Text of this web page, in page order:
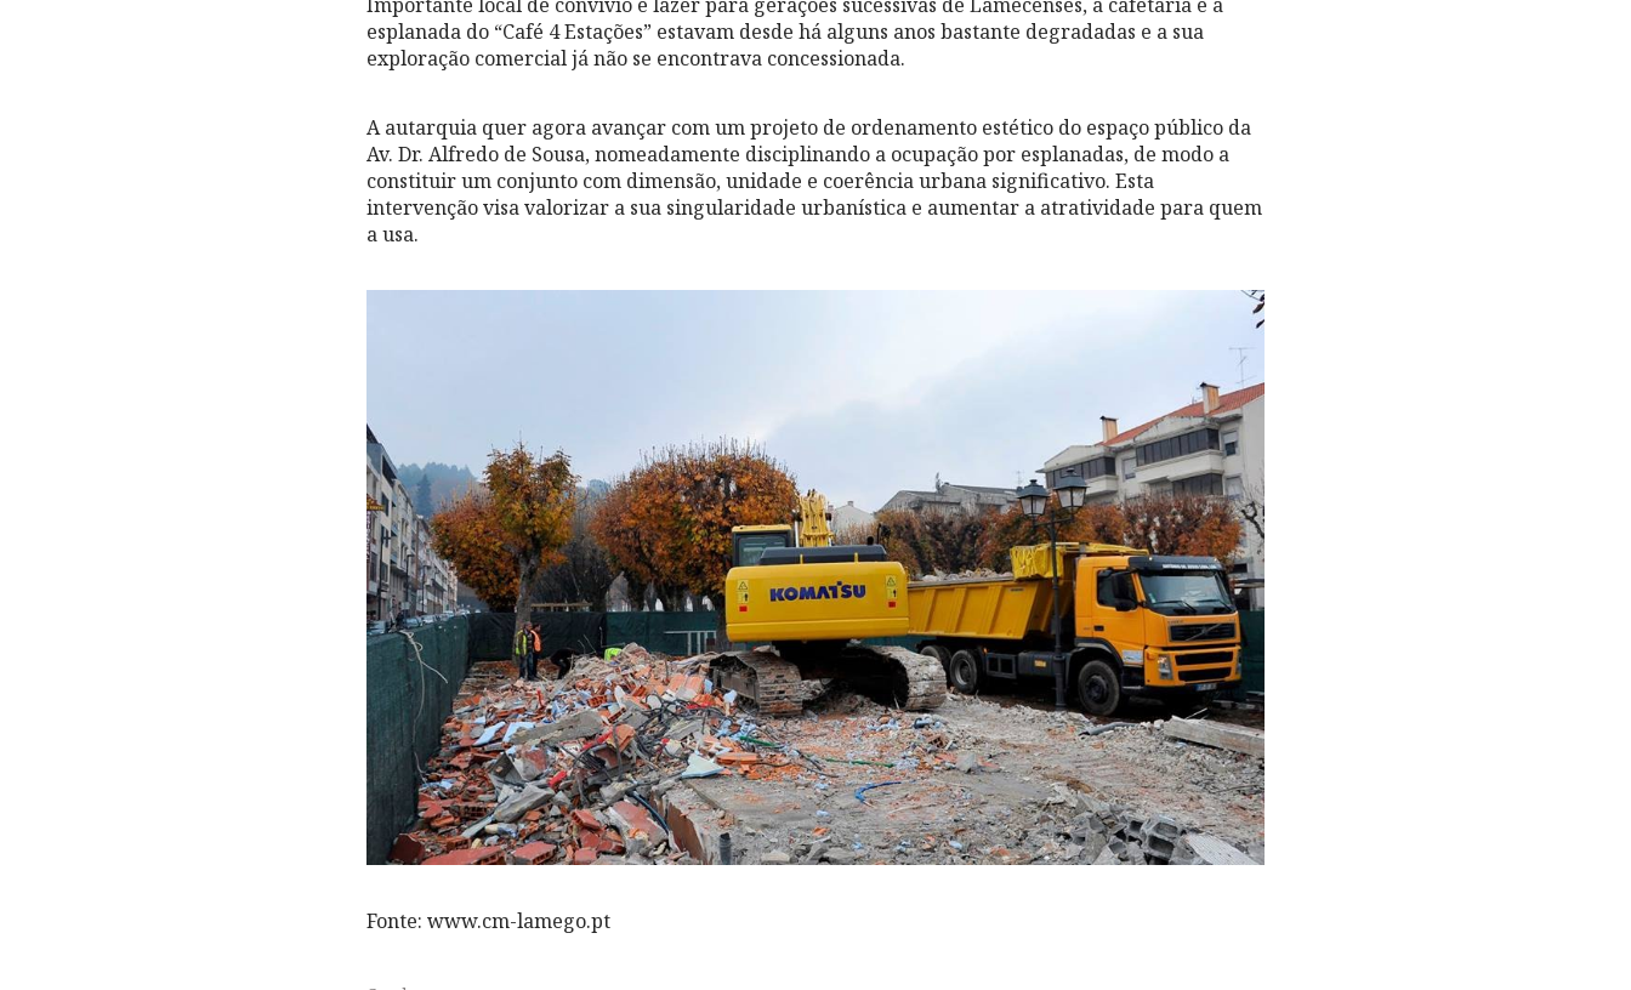
esplanada do “Café 4 Estações” estavam desde há alguns anos bastante degradadas e a sua
exploração comercial já não se encontrava concessionada.
A autarquia quer agora avançar com um projeto de ordenamento estético do espaço público da
Av. Dr. Alfredo de Sousa, nomeadamente disciplinando a ocupação por esplanadas, de modo a
constituir um conjunto com dimensão, unidade e coerência urbana significativo. Esta
intervenção visa valorizar a sua singularidade urbanística e aumentar a atratividade para quem
a usa.
Fonte: www.cm-lamego.pt